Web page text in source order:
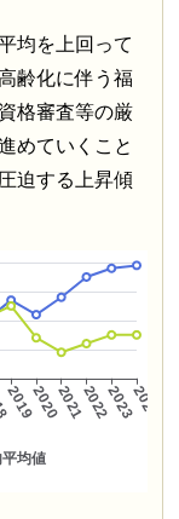
均を上回って
齢化に伴う福
格審査等の厳
めていくこと
迫する上昇傾